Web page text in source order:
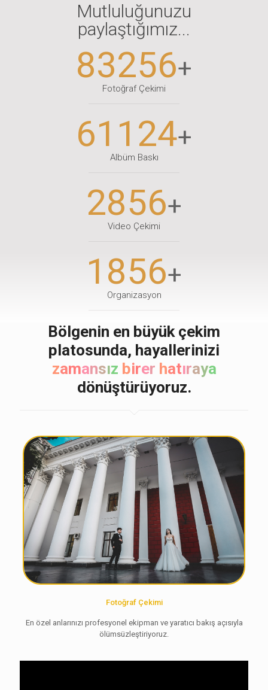
Mutluluğunuzu
paylaştığımız...
83256+
Fotoğraf Çekimi
61124+
Albüm Baskı
2856+
Video Çekimi
1856+
Organizasyon
Bölgenin en büyük çekim
platosunda, hayallerinizi
zamansız birer hatıraya
dönüştürüyoruz.
Fotoğraf Çekimi
En özel anlarınızı profesyonel ekipman ve yaratıcı bakış açısıyla
ölümsüzleştiriyoruz.